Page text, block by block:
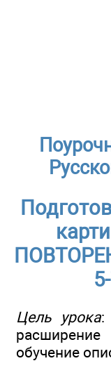
Цель урока:
обучение